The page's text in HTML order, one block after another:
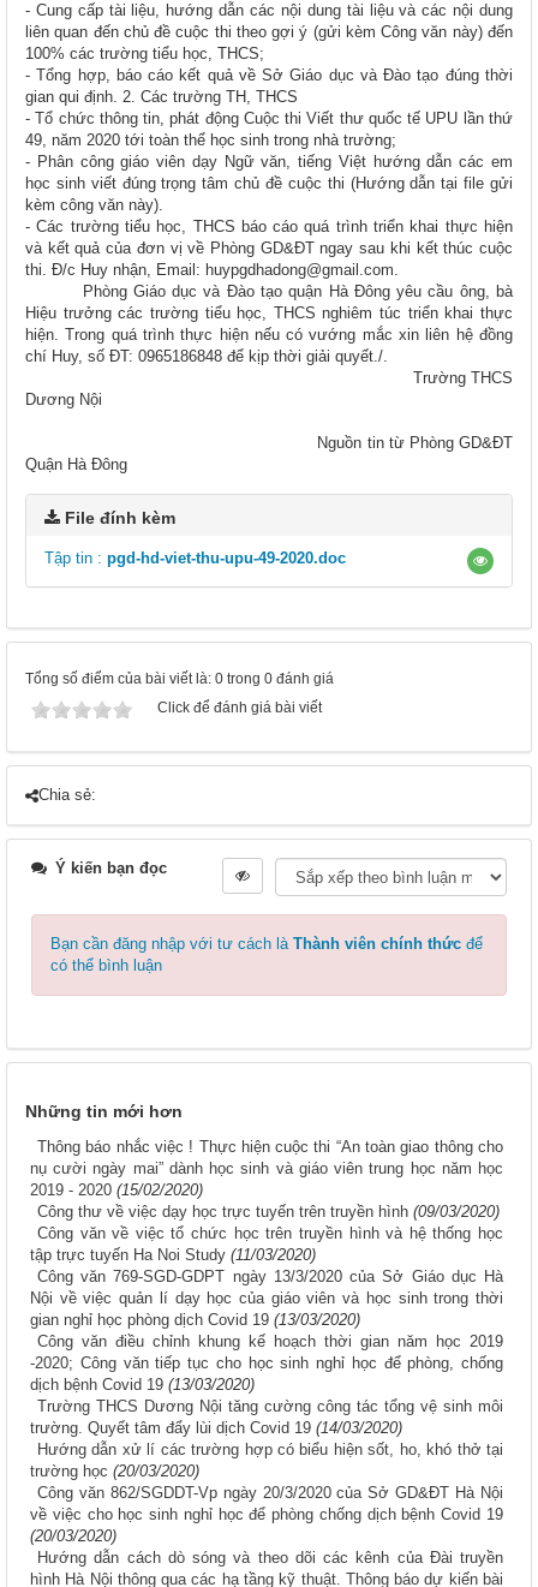
- Cung cấp tài liệu, hướng dẫn các nội dung tài liệu và các nội dung
liên quan đến chủ đề cuộc thi theo gợi ý (gửi kèm Công văn này) đến
100% các trường tiểu học, THCS;
- Tổng hợp, báo cáo kết quả về Sở Giáo dục và Đào tạo đúng thời
gian qui định. 2. Các trường TH, THCS
- Tổ chức thông tin, phát động Cuộc thi Viết thư quốc tế UPU lần thứ
49, năm 2020 tới toàn thể học sinh trong nhà trường;
- Phân công giáo viên dạy Ngữ văn, tiếng Việt hướng dẫn các em
học sinh viết đúng trọng tâm chủ đề cuộc thi (Hướng dẫn tại file gửi
kèm công văn này).
- Các trường tiểu học, THCS báo cáo quá trình triển khai thực hiện
và kết quả của đơn vị về Phòng GD&ĐT ngay sau khi kết thúc cuộc
thi. Đ/c Huy nhận, Email: huypgdhadong@gmail.com.
Phòng Giáo dục và Đào tạo quận Hà Đông yêu cầu ông, bà
Hiệu trưởng các trường tiểu học, THCS nghiêm túc triển khai thực
hiện. Trong quá trình thực hiện nếu có vướng mắc xin liên hệ đồng
chí Huy, số ĐT: 0965186848 để kịp thời giải quyết./.
Trường THCS
Dương Nội
Nguồn tin từ Phòng GD&ĐT
Quận Hà Đông
File đính kèm
Tập tin : pgd-hd-viet-thu-upu-49-2020.doc
Tổng số điểm của bài viết là: 0 trong 0 đánh giá
Click để đánh giá bài viết
Chia sẻ:
Ý kiến bạn đọc
Bạn cần đăng nhập với tư cách là Thành viên chính thức để
có thể bình luận
Những tin mới hơn
Thông báo nhắc việc ! Thực hiện cuộc thi “An toàn giao thông cho
nụ cười ngày mai” dành học sinh và giáo viên trung học năm học
2019 - 2020 (15/02/2020)
Công thư về việc dạy học trực tuyến trên truyền hình (09/03/2020)
Công văn về việc tổ chức học trên truyền hình và hệ thống học
tập trực tuyến Ha Noi Study (11/03/2020)
Công văn 769-SGD-GDPT ngày 13/3/2020 của Sở Giáo dục Hà
Nội về việc quản lí dạy học của giáo viên và học sinh trong thời
gian nghỉ học phòng dịch Covid 19 (13/03/2020)
Công văn điều chỉnh khung kế hoạch thời gian năm học 2019
-2020; Công văn tiếp tục cho học sinh nghỉ học để phòng, chống
dịch bệnh Covid 19 (13/03/2020)
Trường THCS Dương Nội tăng cường công tác tổng vệ sinh môi
trường. Quyết tâm đẩy lùi dịch Covid 19 (14/03/2020)
Hướng dẫn xử lí các trường hợp có biểu hiện sốt, ho, khó thở tại
trường học (20/03/2020)
Công văn 862/SGDDT-Vp ngày 20/3/2020 của Sở GD&ĐT Hà Nội
về việc cho học sinh nghỉ học để phòng chống dịch bệnh Covid 19
(20/03/2020)
Hướng dẫn cách dò sóng và theo dõi các kênh của Đài truyền
hình Hà Nội thông qua các hạ tầng kỹ thuật. Thông báo dự kiến bài